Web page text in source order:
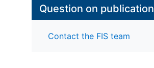
Question on publication
Contact the FIS team